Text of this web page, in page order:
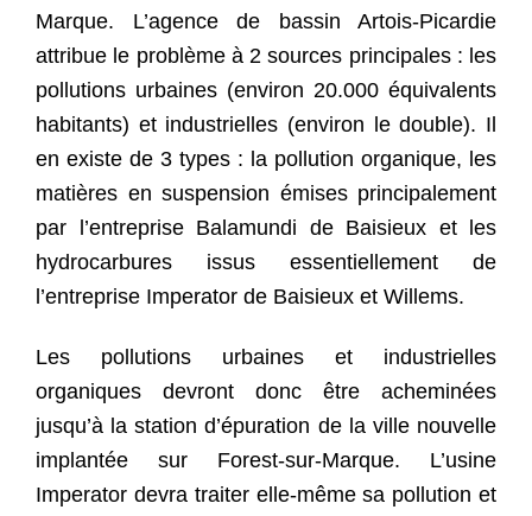
Marque. L’agence de bassin Artois-Picardie
attribue le problème à 2 sources principales : les
pollutions urbaines (environ 20.000 équivalents
habitants) et industrielles (environ le double). Il
en existe de 3 types : la pollution organique, les
matières en suspension émises principalement
par l’entreprise Balamundi de Baisieux et les
hydrocarbures issus essentiellement de
l’entreprise Imperator de Baisieux et Willems.
Les pollutions urbaines et industrielles
organiques devront donc être acheminées
jusqu’à la station d’épuration de la ville nouvelle
implantée sur Forest-sur-Marque. L’usine
Imperator devra traiter elle-même sa pollution et